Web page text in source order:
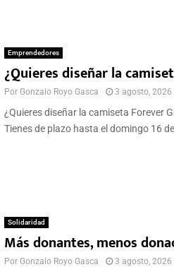
Emprendedores
¿Quieres diseñar la
Por Gonzalo Royo Gasca 3 agosto, 2026
¿Quieres diseñar la camiseta Forever
Tienes de plazo hasta el domingo 16
Solidaridad
Más donantes, menos
Por Gonzalo Royo Gasca 3 agosto, 2026